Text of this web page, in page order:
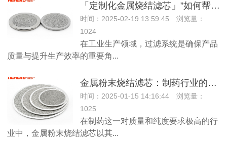
「定制化金属烧结滤芯」”如何帮企业节省30%的长期维护成本？
时间：2025-02-19 13:59:45 浏览量：
1024
在工业生产领域，过滤系统是确保产品
质量与提升生产效率的重要角...
金属粉末烧结滤芯：制药行业的优选过滤解决方案！
时间：2025-01-15 14:16:44 浏览量：
1025
在制药这一对质量和纯度要求极高的行
业中，金属粉末烧结滤芯以其...